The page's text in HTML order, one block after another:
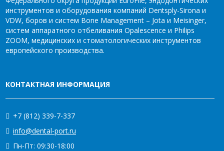
инструментов и оборудования компаний Dentsply-Sirona и
VDW, боров и систем Bone Management – Jota и Meisinger,
систем аппаратного отбеливания Opalescence и Philips
ZOOM, медицинских и стоматологических инструментов
европейского производства.
КОНТАКТНАЯ ИНФОРМАЦИЯ
+7 (812) 339-7-337
info@dental-port.ru
Пн-Пт: 09:30-18:00